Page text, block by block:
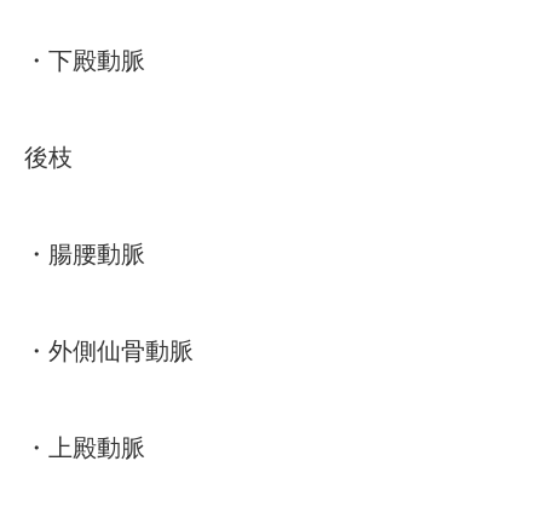
・下殿動脈
後枝
・腸腰動脈
・外側仙骨動脈
・上殿動脈